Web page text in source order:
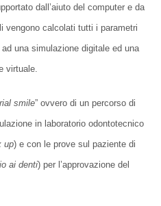
dall’aiuto del computer e da
vengono calcolati tutti i parametri
una simulazione digitale ed una
virtuale.
smile” ovvero di un percorso di
in laboratorio odontotecnico
up) e con le prove sul paziente di
ai denti) per l’approvazione del